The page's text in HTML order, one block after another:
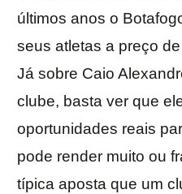
últimos anos o
seus atletas a preço
Já sobre Caio
clube, basta ver que
oportunidades reais
pode render muito ou
típica aposta que um